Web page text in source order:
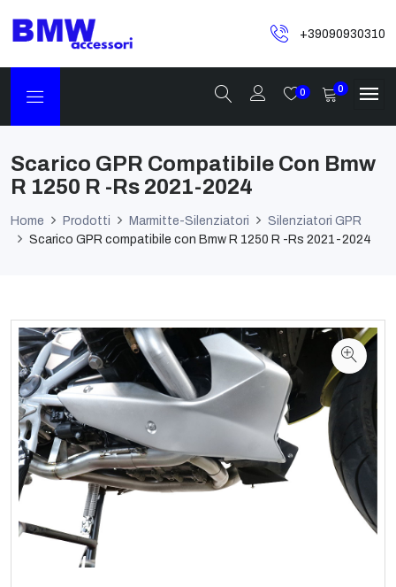
+39090930310
0 0
Scarico GPR Compatibile Con Bmw
R 1250 R -Rs 2021-2024
Home Prodotti Marmitte-Silenziatori
Silenziatori GPR
Scarico GPR compatibile con Bmw R 1250 R -Rs 2021-2024